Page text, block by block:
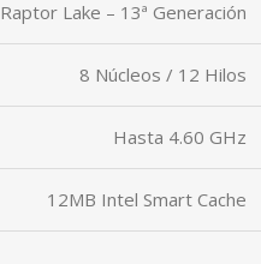
Raptor Lake – 13ª Generación
8 Núcleos / 12 Hilos
Hasta 4.60 GHz
12MB Intel Smart Cache